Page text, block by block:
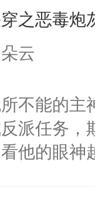
然欺负
要不你跟
蛇蛇，
尊……行
当日就抢
执：不许
一个个的
了还是无动
脸背叛他
事他都对
权力滔天
主又报复
之恶毒炮
云
不能的主
派任务，
他的眼